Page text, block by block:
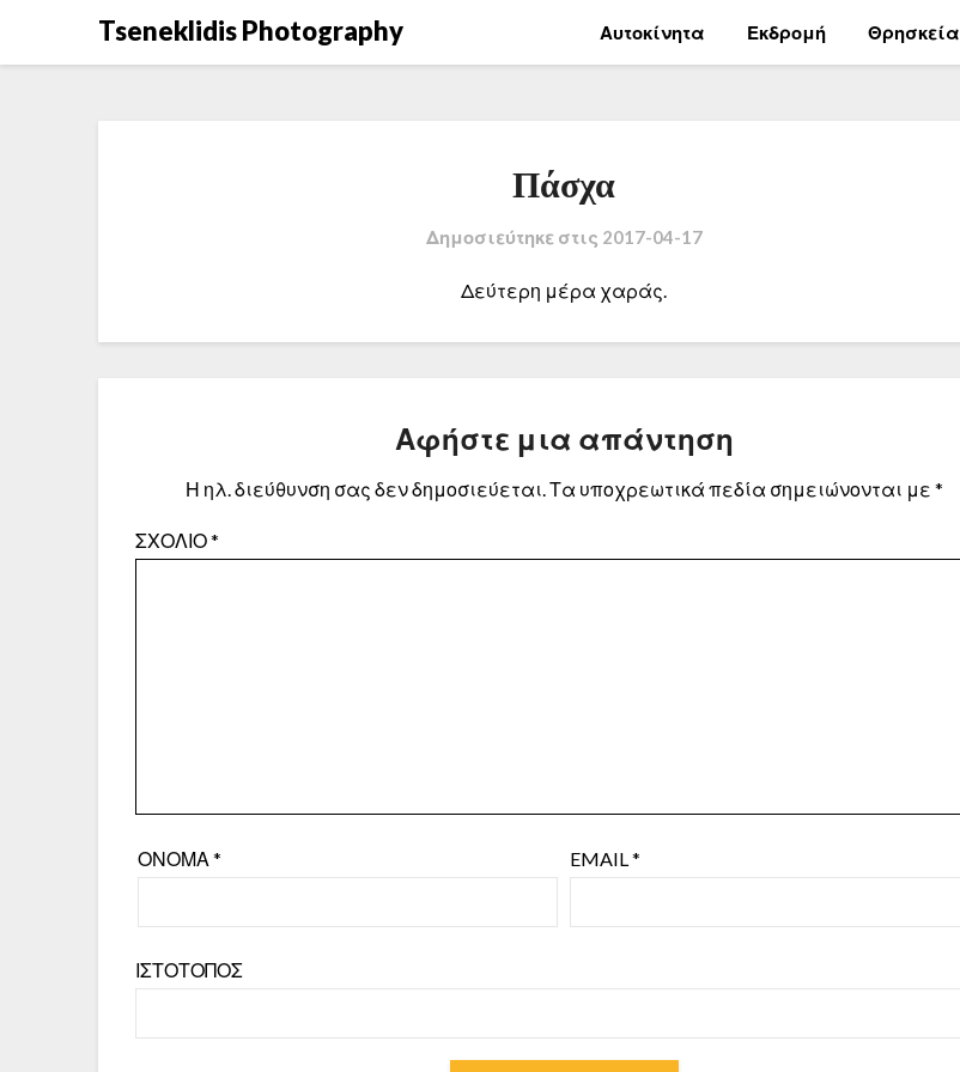
Tseneklidis Photography Αυτοκίνητα Εκδρομή Θρησκεία
Πάσχα
Δημοσιεύτηκε στις 2017-04-17
Δεύτερη μέρα χαράς.
Αφήστε μια απάντηση
Η ηλ. διεύθυνση σας δεν δημοσιεύεται.Τα υποχρεωτικά πεδία σημειώνονται με *
ΣΧΌΛΙΟ*
ΌΝΟΜΑ* EMAIL*
ΙΣΤΌΤΟΠΟΣ